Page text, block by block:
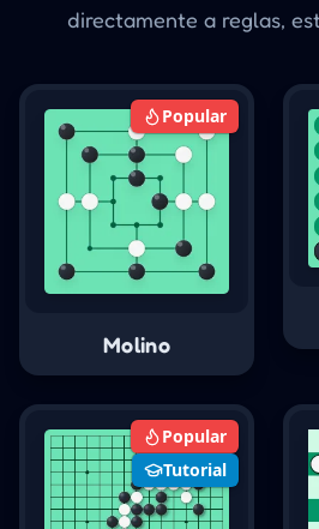
directamente a reglas,
Popular
Molino
Popular
Tutorial